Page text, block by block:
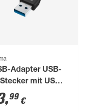
Adapter USB-
mit USB-
,99 €